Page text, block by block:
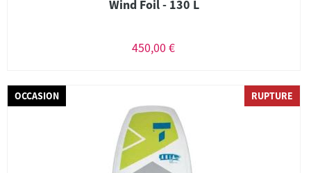
Wind Foil - 130 L
450,00 €
OCCASION RUPTURE